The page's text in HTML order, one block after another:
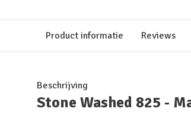
Product informatie Reviews
Beschrijving
Stone Washed 825 -